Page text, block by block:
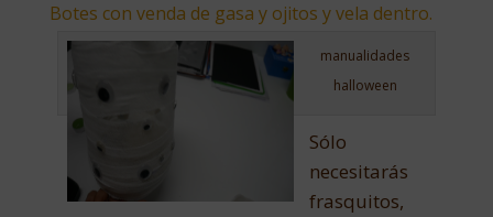
Botes con venda de gasa y ojitos y vela dentro.
manualidades
halloween
Sólo
necesitarás
frasquitos,